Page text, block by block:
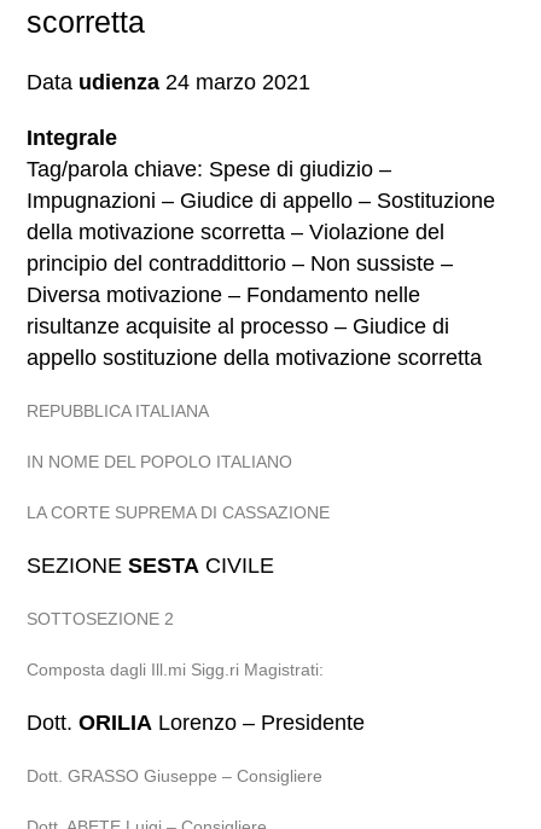
scorretta
Data udienza 24 marzo 2021
Integrale
Tag/parola chiave: Spese di giudizio –
Impugnazioni – Giudice di appello – Sostituzione
della motivazione scorretta – Violazione del
principio del contraddittorio – Non sussiste –
Diversa motivazione – Fondamento nelle
risultanze acquisite al processo – Giudice di
appello sostituzione della motivazione scorretta
REPUBBLICA ITALIANA
IN NOME DEL POPOLO ITALIANO
LA CORTE SUPREMA DI CASSAZIONE
SEZIONESESTA CIVILE
SOTTOSEZIONE 2
Composta dagli Ill.mi Sigg.ri Magistrati:
Dott.ORILIA Lorenzo – Presidente
Dott. GRASSO Giuseppe – Consigliere